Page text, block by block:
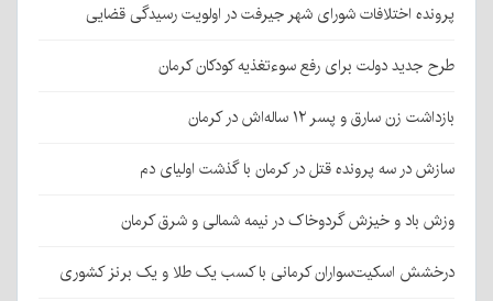
پرونده اختلافات شورای شهر جیرفت در اولویت رسیدگی قضایی
طرح جدید دولت برای رفع سوءتغذیه کودکان کرمان
بازداشت زن سارق و پسر ۱۲ ساله‌اش در کرمان
سازش در سه پرونده قتل در کرمان با گذشت اولیای دم
وزش باد و خیزش گردوخاک در نیمه شمالی و شرق کرمان
درخشش اسکیت‌سواران کرمانی با کسب یک طلا و یک برنز کشوری